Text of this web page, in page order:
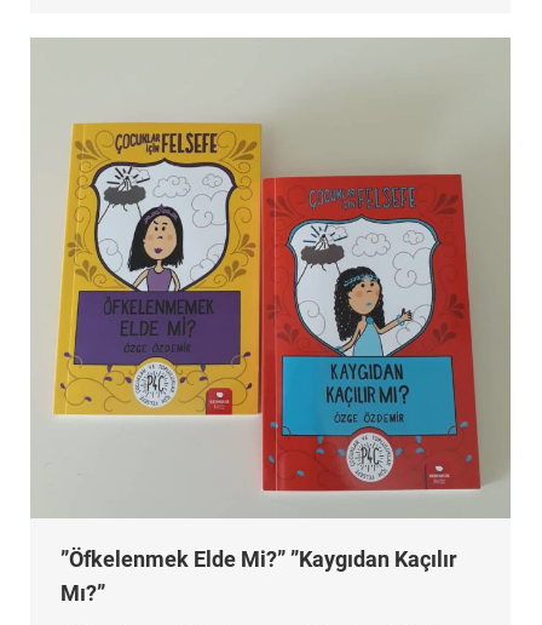
”Öfkelenmek Elde Mi?” ”Kaygıdan Kaçılır
Mı?”